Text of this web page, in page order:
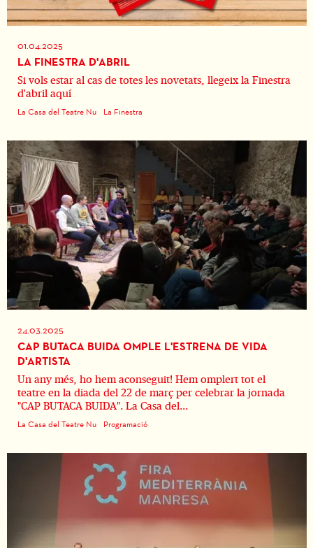
01.04.2025
LA FINESTRA D'ABRIL
Si vols estar al cas de totes les novetats, llegeix la Finestra
d'abril aquí
La Casa del Teatre Nu La Finestra
24.03.2025
CAP BUTACA BUIDA OMPLE L'ESTRENA DE VIDA
D'ARTISTA
Un any més, ho hem aconseguit! Hem omplert tot el
teatre en la diada del 22 de març per celebrar la jornada
"CAP BUTACA BUIDA". La Casa del...
La Casa del Teatre Nu Programació